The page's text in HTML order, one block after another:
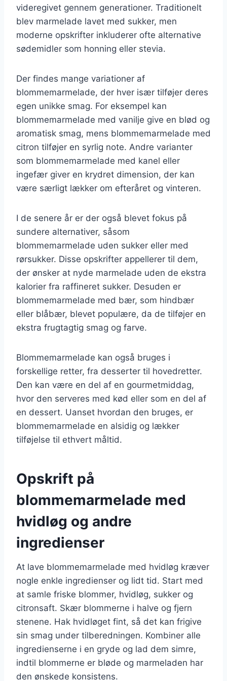
videregivet gennem generationer. Traditionelt
blev marmelade lavet med sukker, men
moderne opskrifter inkluderer ofte alternative
sødemidler som honning eller stevia.
Der findes mange variationer af
blommemarmelade, der hver især tilføjer deres
egen unikke smag. For eksempel kan
blommemarmelade med vanilje give en blød og
aromatisk smag, mens blommemarmelade med
citron tilføjer en syrlig note. Andre varianter
som blommemarmelade med kanel eller
ingefær giver en krydret dimension, der kan
være særligt lækker om efteråret og vinteren.
I de senere år er der også blevet fokus på
sundere alternativer, såsom
blommemarmelade uden sukker eller med
rørsukker. Disse opskrifter appellerer til dem,
der ønsker at nyde marmelade uden de ekstra
kalorier fra raffineret sukker. Desuden er
blommemarmelade med bær, som hindbær
eller blåbær, blevet populære, da de tilføjer en
ekstra frugtagtig smag og farve.
Blommemarmelade kan også bruges i
forskellige retter, fra desserter til hovedretter.
Den kan være en del af en gourmetmiddag,
hvor den serveres med kød eller som en del af
en dessert. Uanset hvordan den bruges, er
blommemarmelade en alsidig og lækker
tilføjelse til ethvert måltid.
Opskrift på
blommemarmelade med
hvidløg og andre
ingredienser
At lave blommemarmelade med hvidløg kræver
nogle enkle ingredienser og lidt tid. Start med
at samle friske blommer, hvidløg, sukker og
citronsaft. Skær blommerne i halve og fjern
stenene. Hak hvidløget fint, så det kan frigive
sin smag under tilberedningen. Kombiner alle
ingredienserne i en gryde og lad dem simre,
indtil blommerne er bløde og marmeladen har
den ønskede konsistens.